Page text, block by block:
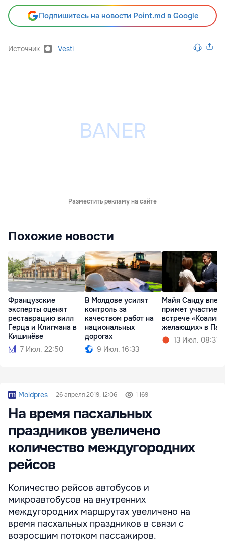
Подпишитесь на новости Point.md в Google
Источник Vesti
Разместить рекламу на сайте
Похожие новости
Французские
эксперты оценят
реставрацию вилл
Герца и Клигмана в
Кишинёве
7 Июл. 22:50
В Молдове усилят
контроль за
качеством работ на
национальных
дорогах
9 Июл. 16:33
Майя Санду
примет участие
встрече
желающих» в
13 Июл. 08:31
Moldpres 26 апреля 2019, 12:06 1 169
На время пасхальных
праздников увеличено
количество междугородних
рейсов
Количество рейсов автобусов и
микроавтобусов на внутренних
междугородних маршрутах увеличено на
время пасхальных праздников в связи с
возросшим потоком пассажиров.